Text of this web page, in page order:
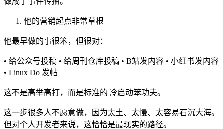
他的营销起点非常草根
他最早做的事很笨，但很对：
• 给公众号投稿 • 给周刊仓库投稿 • B站发内容 • 小红书发内容
• Linux Do 发帖
这不是高举高打，而是标准的 冷启动笨功夫。
这一步很多人不愿意做，因为太土、太慢、太容易石沉大海。
但对个人开发者来说，这恰恰是最现实的路径。